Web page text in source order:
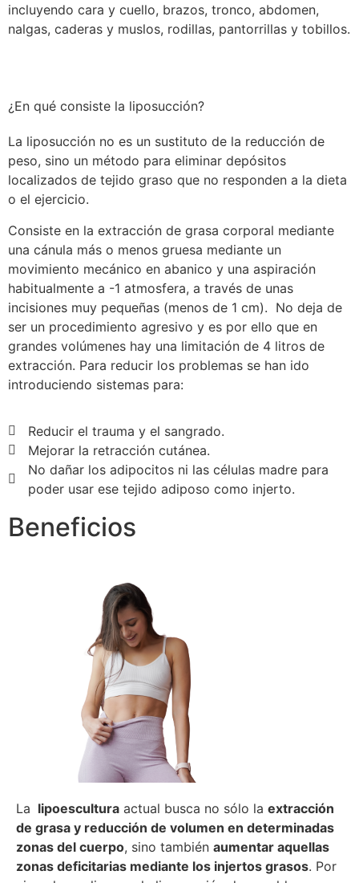
incluyendo cara y cuello, brazos, tronco, abdomen,
nalgas, caderas y muslos, rodillas, pantorrillas y tobillos.
¿En qué consiste la liposucción?
La liposucción no es un sustituto de la reducción de
peso, sino un método para eliminar depósitos
localizados de tejido graso que no responden a la dieta
o el ejercicio.
Consiste en la extracción de grasa corporal mediante
una cánula más o menos gruesa mediante un
movimiento mecánico en abanico y una aspiración
habitualmente a -1 atmosfera, a través de unas
incisiones muy pequeñas (menos de 1 cm). No deja de
ser un procedimiento agresivo y es por ello que en
grandes volúmenes hay una limitación de 4 litros de
extracción. Para reducir los problemas se han ido
introduciendo sistemas para:
Reducir el trauma y el sangrado.
Mejorar la retracción cutánea.
No dañar los adipocitos ni las células madre para
poder usar ese tejido adiposo como injerto.
Beneficios
La lipoescultura actual busca no sólo la extracción
de grasa y reducción de volumen en determinadas
zonas del cuerpo, sino también aumentar aquellas
zonas deficitarias mediante los injertos grasos. Por